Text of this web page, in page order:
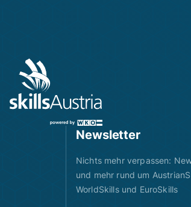
Newsletter
Nichts mehr verpassen:
und mehr rund um
WorldSkills und EuroSkills